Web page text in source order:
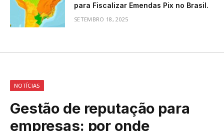
para Fiscalizar Emendas Pix no Brasil.
SETEMBRO 18, 2025
NOTÍCIAS
Gestão de reputação para
empresas: por onde